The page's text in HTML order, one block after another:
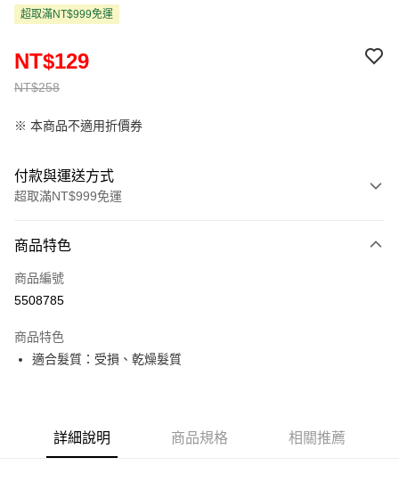
超取滿NT$999免運
NT$258
NT$129
※ 本商品不適用折價券
付款與運送方式
超取滿NT$999免運
信用卡一次付款
超商取貨付款
Apple Pay
Google Pay
商品特色
商品編號
5508785
商品特色
適合髮質：受損、乾燥髮質
詳細說明 商品規格 相關推薦